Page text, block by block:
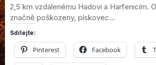
2,5 km vzdálenému Hadovi a Harfenicím.
značně poškozeny, pískovec...
Sdílejte:
Pinterest Facebook